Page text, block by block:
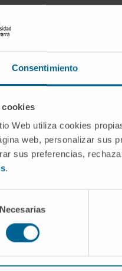
Consentimiento
cookies
Web utiliza cookies
web, personalizar sus
sus preferencias,
.
Necesarias
del proyecto
1 de enero de 2018
de diciembre de 2020
Departamento de Salud